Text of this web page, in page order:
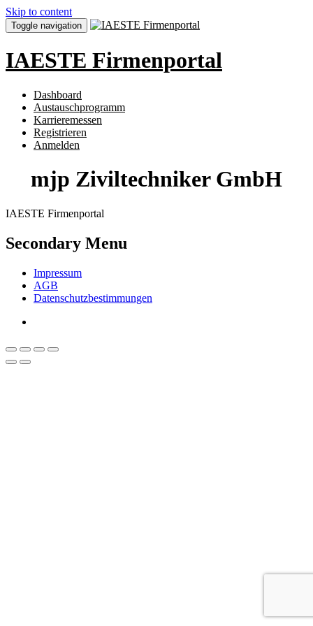
Skip to content
Toggle navigation
IAESTE Firmenportal
Dashboard
Austauschprogramm
Karrieremessen
Registrieren
Anmelden
mjp Ziviltechniker GmbH
IAESTE Firmenportal
Secondary Menu
Impressum
AGB
Datenschutzbestimmungen